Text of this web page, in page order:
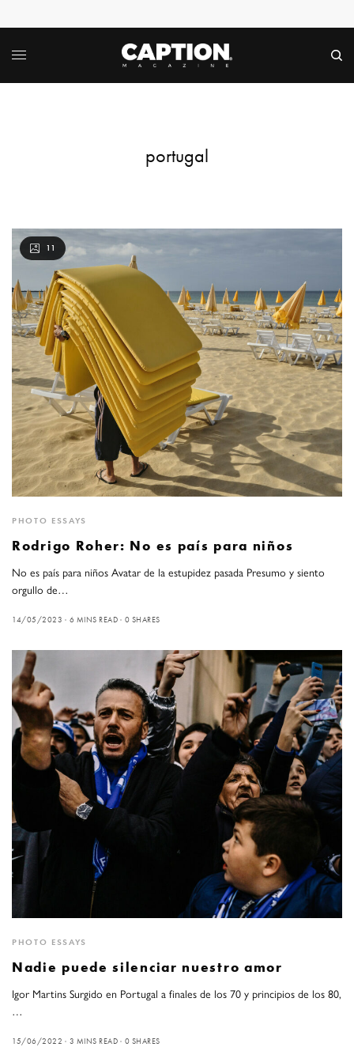
portugal
11
PHOTO ESSAYS
Rodrigo Roher: No es país para niños
No es país para niños Avatar de la estupidez pasada Presumo y siento
orgullo de…
14/05/2023 6 MINS READ 0 SHARES
PHOTO ESSAYS
Nadie puede silenciar nuestro amor
Igor Martins Surgido en Portugal a finales de los 70 y principios de los 80,
…
15/06/2022 3 MINS READ 0 SHARES